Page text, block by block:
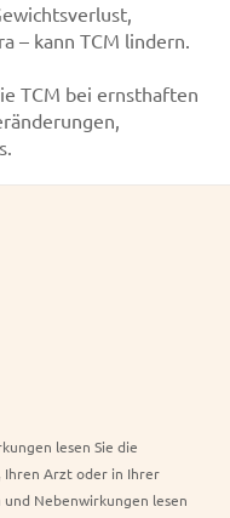
– kann TCM lindern.
TCM bei ernsthaften
lesen Sie die
Ihren Arzt oder in Ihrer
Nebenwirkungen lesen